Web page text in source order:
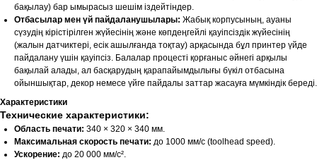
бақылау) бар ымырасыз шешім іздейтіндер.
Отбасылар мен үй пайдаланушылары: Жабық корпусының, ауаны
сүзудің кірістірілген жүйесінің және көпдеңгейлі қауіпсіздік жүйесінің
(жалын датчиктері, есік ашылғанда тоқтау) арқасында бұл принтер үйде
пайдалану үшін қауіпсіз. Балалар процесті қорғаныс әйнегі арқылы
бақылай алады, ал басқарудың қарапайымдылығы бүкіл отбасына
ойыншықтар, декор немесе үйге пайдалы заттар жасауға мүмкіндік береді.
Характеристики
Технические характеристики:
Область печати: 340 × 320 × 340 мм.
Максимальная скорость печати: до 1000 мм/с (toolhead speed).
Ускорение: до 20 000 мм/с².